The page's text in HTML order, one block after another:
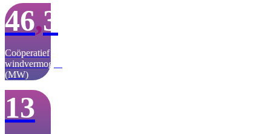
46,3
Coöperatief
windvermogen
(MW)
13